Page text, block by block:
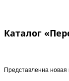
Каталог
Представленна новая